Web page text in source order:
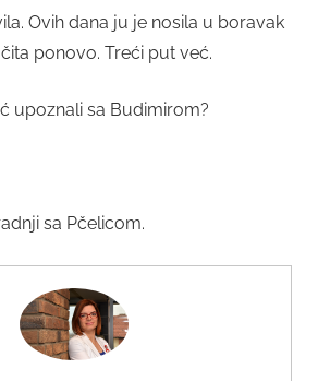
Ovih dana ju je nosila u boravak
ponovo. Treći put već.
upoznali sa Budimirom?
sa Pčelicom.